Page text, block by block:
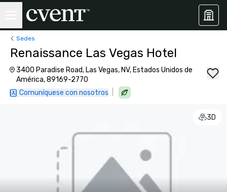
Sedes
Renaissance Las Vegas Hotel
3400 Paradise Road, Las Vegas, NV, Estados Unidos de
América, 89169-2770
Comuníquese con nosotros
3D